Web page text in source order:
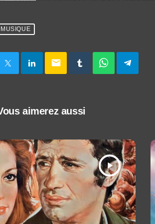
MUSIQUE
email
aimerez aussi
play_arrow